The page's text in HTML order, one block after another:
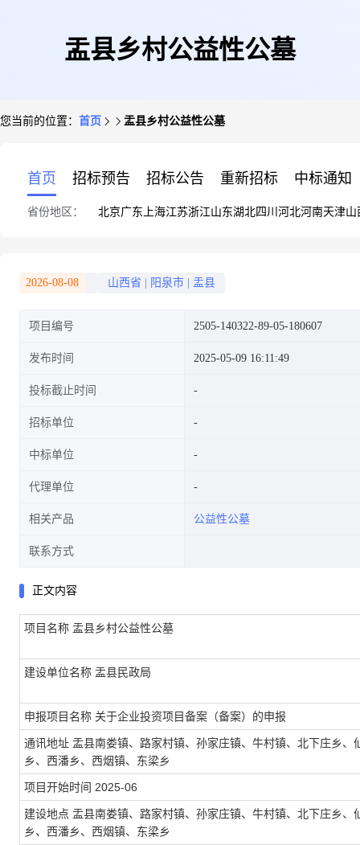
盂县乡村公益性公墓
您当前的位置： 首页 盂县乡村公益性公墓
首页 招标预告 招标公告 重新招标 中标通知
省份地区： 北京广东 上海江苏浙江山东湖北四川 河北河南天津山
2026-08-08 山西省 阳泉市 盂县
项目编号 2505-140322-89-05-180607
发布时间 2025-05-09 16:11:49
投标截止时间
招标单位
中标单位
代理单位
相关产品 公益性公墓
联系方式
正文内容
项目名称 盂县乡村公益性公墓
建设单位名称 盂县民政局
申报项目名称 关于企业投资项目备案（备案）的申报
通讯地址 盂县南娄镇、路家村镇、孙家庄镇、牛村镇、北下庄乡、
乡、西潘乡、西烟镇、东梁乡
项目开始时间 2025-06
建设地点 盂县南娄镇、路家村镇、孙家庄镇、牛村镇、北下庄乡、
乡、西潘乡、西烟镇、东梁乡